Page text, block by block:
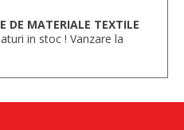
DE MATERIALE TEXTILE
in stoc ! Vanzare la